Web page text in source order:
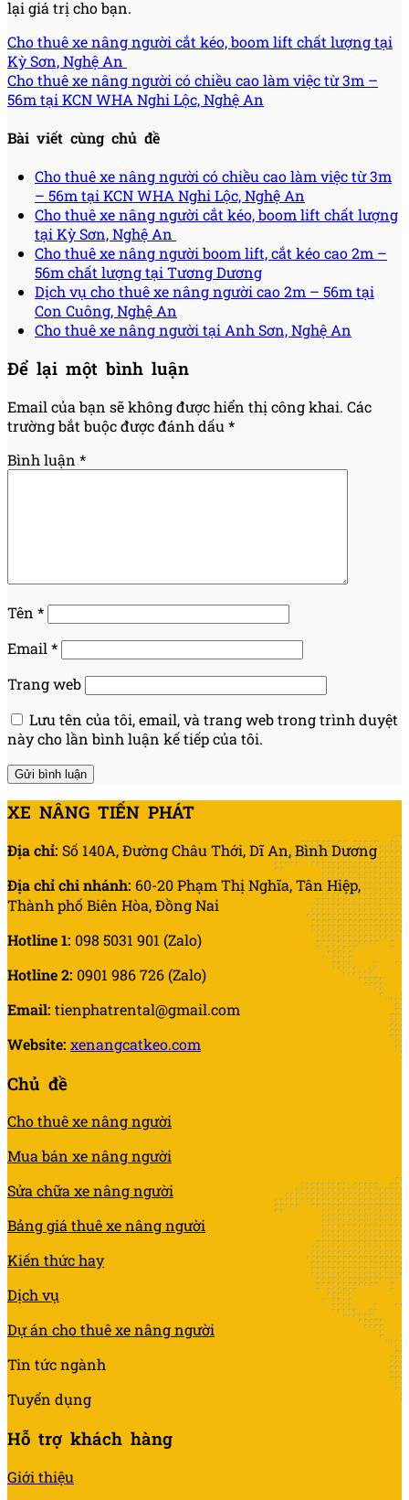
lại giá trị cho bạn.
Cho thuê xe nâng người cắt kéo, boom lift chất lượng tại
Kỳ Sơn, Nghệ An
Cho thuê xe nâng người có chiều cao làm việc từ 3m –
56m tại KCN WHA Nghi Lộc, Nghệ An
Bài viết cùng chủ đề
Cho thuê xe nâng người có chiều cao làm việc từ 3m
– 56m tại KCN WHA Nghi Lộc, Nghệ An
Cho thuê xe nâng người cắt kéo, boom lift chất lượng
tại Kỳ Sơn, Nghệ An
Cho thuê xe nâng người boom lift, cắt kéo cao 2m –
56m chất lượng tại Tương Dương
Dịch vụ cho thuê xe nâng người cao 2m – 56m tại
Con Cuông, Nghệ An
Cho thuê xe nâng người tại Anh Sơn, Nghệ An
Để lại một bình luận
Email của bạn sẽ không được hiển thị công khai. Các
trường bắt buộc được đánh dấu *
Bình luận *
Tên *
Email *
Trang web
Lưu tên của tôi, email, và trang web trong trình duyệt
này cho lần bình luận kế tiếp của tôi.
XE NÂNG TIẾN PHÁT
Địa chỉ: Số 140A, Đường Châu Thới, Dĩ An, Bình Dương
Địa chỉ chi nhánh: 60-20 Phạm Thị Nghĩa, Tân Hiệp,
Thành phố Biên Hòa, Đồng Nai
Hotline 1: 098 5031 901 (Zalo)
Hotline 2: 0901 986 726 (Zalo)
Email: tienphatrental@gmail.com
Website: xenangcatkeo.com
Chủ đề
Cho thuê xe nâng người
Mua bán xe nâng người
Sửa chữa xe nâng người
Bảng giá thuê xe nâng người
Kiến thức hay
Dịch vụ
Dự án cho thuê xe nâng người
Tin tức ngành
Tuyển dụng
Hỗ trợ khách hàng
Giới thiệu